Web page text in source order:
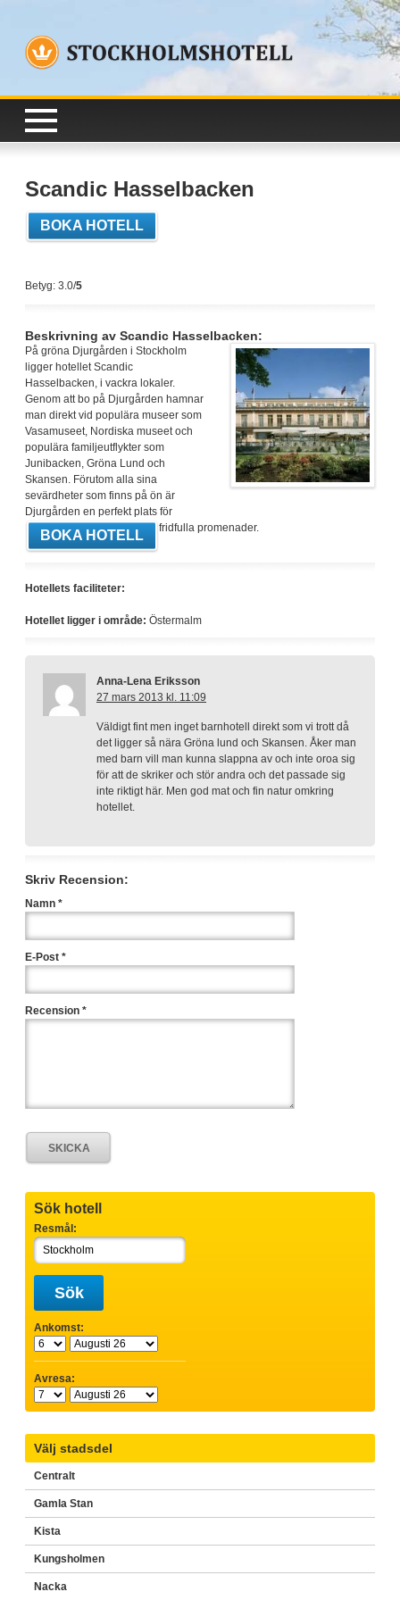
Scandic Hasselbacken
BOKA HOTELL
Betyg: 3.0/5
Beskrivning av Scandic Hasselbacken:
På gröna Djurgården i Stockholm
ligger hotellet Scandic
Hasselbacken, i vackra lokaler.
Genom att bo på Djurgården hamnar
man direkt vid populära museer som
Vasamuseet, Nordiska museet och
populära familjeutflykter som
Junibacken, Gröna Lund och
Skansen. Förutom alla sina
sevärdheter som finns på ön är
Djurgården en perfekt plats för
fridfulla promenader.
BOKA HOTELL
Hotellets faciliteter:
Hotellet ligger i område: Östermalm
Anna-Lena Eriksson
27 mars 2013 kl. 11:09
Väldigt fint men inget barnhotell direkt som vi trott då
det ligger så nära Gröna lund och Skansen. Åker man
med barn vill man kunna slappna av och inte oroa sig
för att de skriker och stör andra och det passade sig
inte riktigt här. Men god mat och fin natur omkring
hotellet.
Skriv Recension:
Namn *
E-Post *
Recension *
Sök hotell
Resmål:
Sök
Ankomst:
Avresa:
Välj stadsdel
Centralt
Gamla Stan
Kista
Kungsholmen
Nacka